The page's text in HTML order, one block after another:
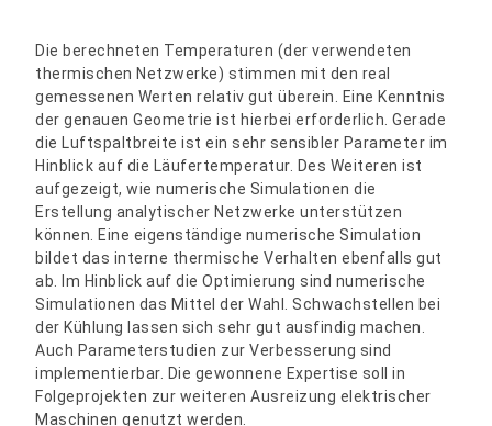
Die berechneten Temperaturen (der verwendeten
thermischen Netzwerke) stimmen mit den real
gemessenen Werten relativ gut überein. Eine Kenntnis
der genauen Geometrie ist hierbei erforderlich. Gerade
die Luftspaltbreite ist ein sehr sensibler Parameter im
Hinblick auf die Läufertemperatur. Des Weiteren ist
aufgezeigt, wie numerische Simulationen die
Erstellung analytischer Netzwerke unterstützen
können. Eine eigenständige numerische Simulation
bildet das interne thermische Verhalten ebenfalls gut
ab. Im Hinblick auf die Optimierung sind numerische
Simulationen das Mittel der Wahl. Schwachstellen bei
der Kühlung lassen sich sehr gut ausfindig machen.
Auch Parameterstudien zur Verbesserung sind
implementierbar. Die gewonnene Expertise soll in
Folgeprojekten zur weiteren Ausreizung elektrischer
Maschinen genutzt werden.